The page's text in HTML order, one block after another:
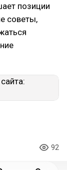
позиции
советы,
92